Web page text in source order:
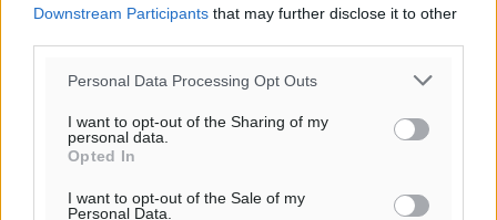
Downstream Participants that may further disclose it to other
Personal Data Processing Opt Outs
I want to opt-out of the Sharing of my
personal data.
Opted In
I want to opt-out of the Sale of my
Personal Data.
Έκκληση γονέων για να λειτουργήσει ο
Ακρίβεια: Σημαντικές οι διατακτικές σίτισης για 3
Ειδήσεις• πριν 48 λεπτά